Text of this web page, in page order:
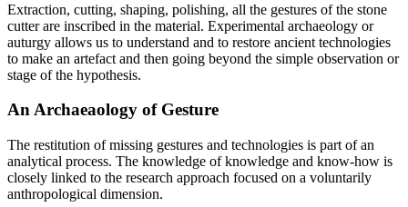
Extraction, cutting, shaping, polishing, all the gestures of the stone
cutter are inscribed in the material. Experimental archaeology or
auturgy allows us to understand and to restore ancient technologies
to make an artefact and then going beyond the simple observation or
stage of the hypothesis.
An Archaeaology of Gesture
The restitution of missing gestures and technologies is part of an
analytical process. The knowledge of knowledge and know-how is
closely linked to the research approach focused on a voluntarily
anthropological dimension.